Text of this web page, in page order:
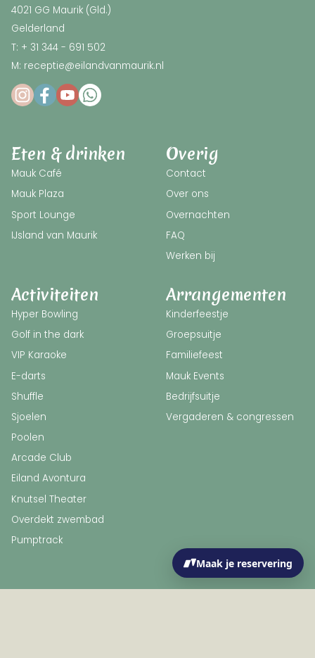
4021 GG Maurik (Gld.)
Gelderland
T: + 31 344 - 691 502
M: receptie@eilandvanmaurik.nl
Activiteiten
Hyper Bowling
Golf in the dark
VIP Karaoke
E-darts
Shuffle
Sjoelen
Poolen
Arcade Club
Eiland Avontura
Knutsel Theater
Overdekt zwembad
Pumptrack
Eten & drinken
Mauk Café
Mauk Plaza
Sport Lounge
IJsland van Maurik
Arrangementen
Kinderfeestje
Groepsuitje
Familiefeest
Mauk Events
Bedrijfsuitje
Vergaderen & congressen
Overig
Contact
Over ons
Overnachten
FAQ
Werken bij
Maak je reservering